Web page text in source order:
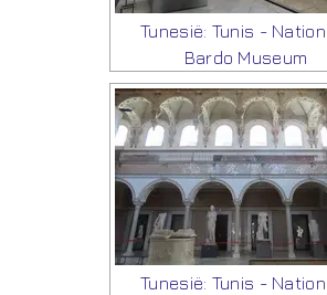
Tunesië: Tunis -
Bardo Museum
Tunesië: Tunis -